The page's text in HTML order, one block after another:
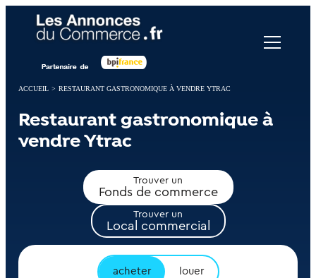
ACCUEIL > RESTAURANT GASTRONOMIQUE À VENDRE YTRAC
Restaurant gastronomique à
vendre Ytrac
Trouver un
Fonds de commerce
Trouver un
Local commercial
acheter louer
Panneau de gestion des cookies